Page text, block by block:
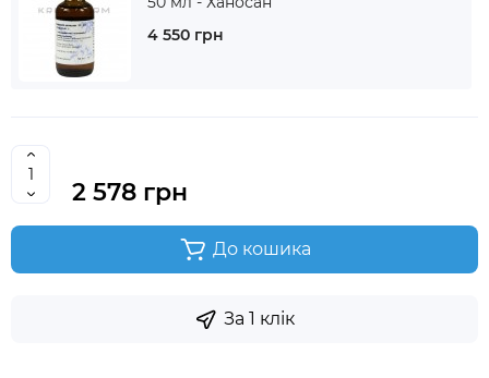
4 550 грн
2 578 грн
До кошика
За 1 клік